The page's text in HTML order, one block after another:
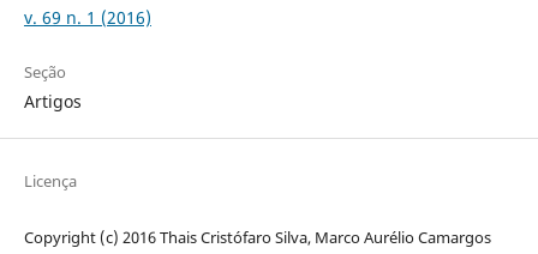
v. 69 n. 1 (2016)
Seção
Artigos
Licença
Copyright (c) 2016 Thais Cristófaro Silva, Marco Aurélio Camargos